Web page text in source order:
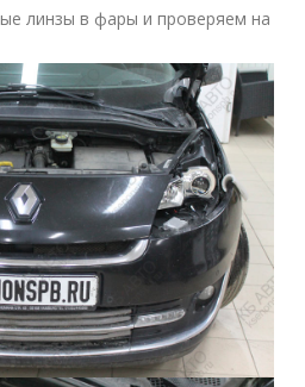
линзы в фары и проверяем на